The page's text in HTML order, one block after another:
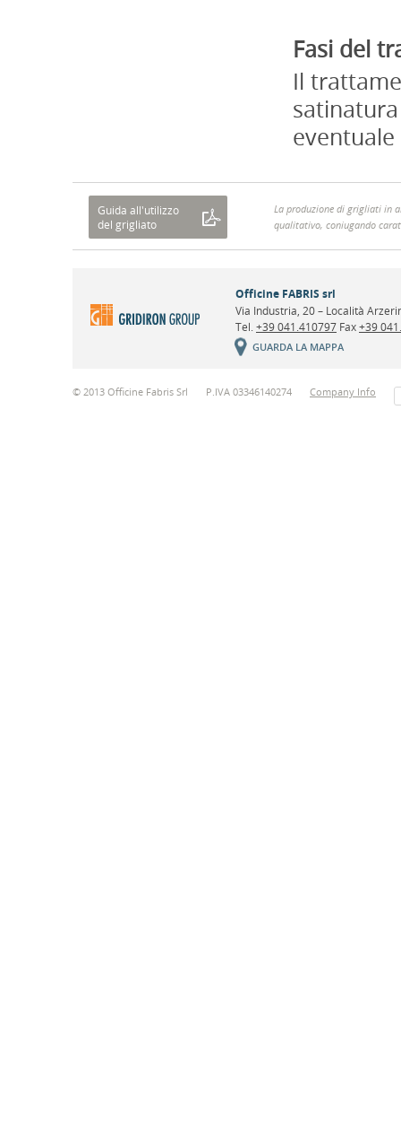
Fasi del
Il
Guida all'utilizzo
del grigliato
La produzione di grigliati in
qualitativo, coniugando
Officine FABRIS srl
Via Industria, 20 – Località
Tel. +39 041.410797 Fax+39
GUARDA LA MAPPA
© 2013 Officine Fabris Srl P.IVA 03346140274 Company Info